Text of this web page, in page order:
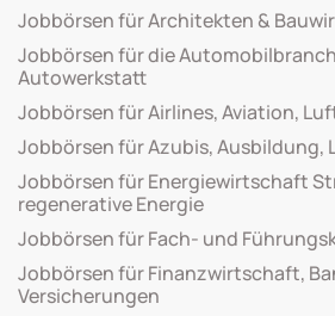
Jobbörsen für Architekten &
Jobbörsen für die
Autowerkstatt
Jobbörsen für Airlines, Aviation,
Jobbörsen für Azubis, Ausbildung,
Jobbörsen für Energiewirtschaft
regenerative Energie
Jobbörsen für Fach- und
Jobbörsen für Finanzwirtschaft,
Versicherungen